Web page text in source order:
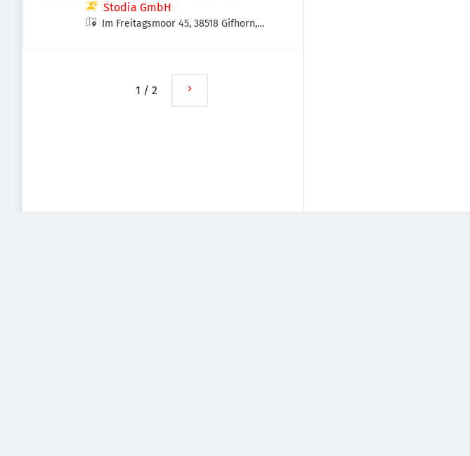
Stodia GmbH
Im Freitagsmoor 45, 38518 Gifhorn,
1 / 2